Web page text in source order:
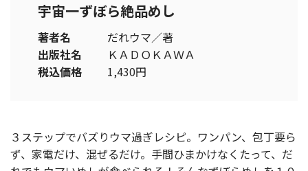
宇宙一ずぼら絶品めし
著者名
だれウマ／著
出版社名
ＫＡＤＯＫＡＷＡ
税込価格
1,430円
３ステップでバズりウマ過ぎレシピ。ワンパン、包丁要ら
ず、家電だけ、混ぜるだけ。手間ひまかけなくたって、だ